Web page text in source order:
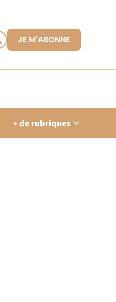
JE M'ABONNE
+ de rubriques